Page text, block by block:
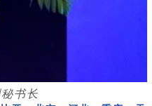
书长